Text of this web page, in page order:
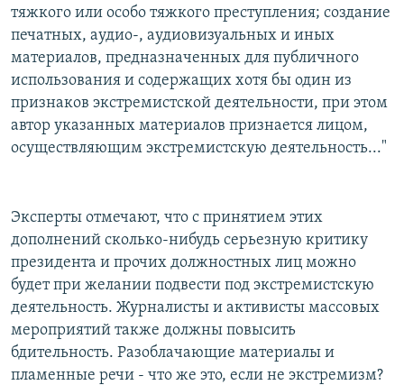
тяжкого или особо тяжкого преступления; создание
печатных, аудио-, аудиовизуальных и иных
материалов, предназначенных для публичного
использования и содержащих хотя бы один из
признаков экстремистской деятельности, при этом
автор указанных материалов признается лицом,
осуществляющим экстремистскую деятельность..."
Эксперты отмечают, что с принятием этих
дополнений сколько-нибудь серьезную критику
президента и прочих должностных лиц можно
будет при желании подвести под экстремистскую
деятельность. Журналисты и активисты массовых
мероприятий также должны повысить
бдительность. Разоблачающие материалы и
пламенные речи - что же это, если не экстремизм?